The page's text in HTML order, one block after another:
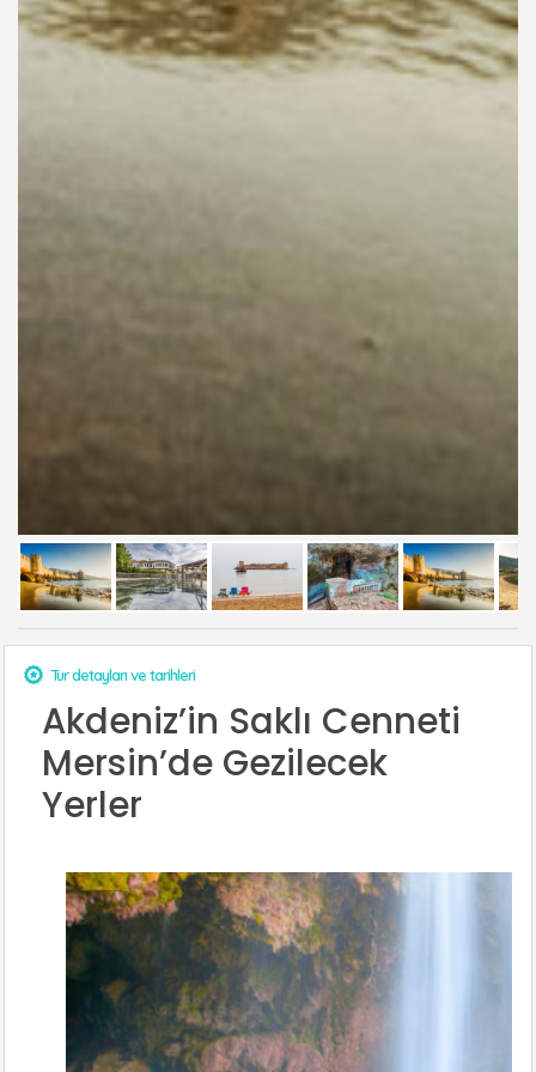
Tur detayları ve tarihleri
Akdeniz’in Saklı Cenneti
Mersin’de Gezilecek
Yerler